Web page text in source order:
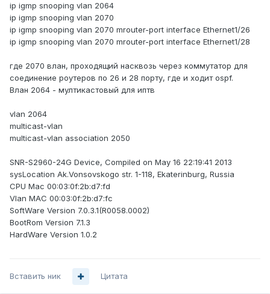
ip igmp snooping vlan 2064
ip igmp snooping vlan 2070
ip igmp snooping vlan 2070 mrouter-port interface Ethernet1/26
ip igmp snooping vlan 2070 mrouter-port interface Ethernet1/28
где 2070 влан, проходящий насквозь через коммутатор для
соединение роутеров по 26 и 28 порту, где и ходит ospf.
Влан 2064 - мултикастовый для иптв
vlan 2064
multicast-vlan
multicast-vlan association 2050
SNR-S2960-24G Device, Compiled on May 16 22:19:41 2013
sysLocation Ak.Vonsovskogo str. 1-118, Ekaterinburg, Russia
CPU Mac 00:03:0f:2b:d7:fd
Vlan MAC 00:03:0f:2b:d7:fc
SoftWare Version 7.0.3.1(R0058.0002)
BootRom Version 7.1.3
HardWare Version 1.0.2
Вставить ник Цитата